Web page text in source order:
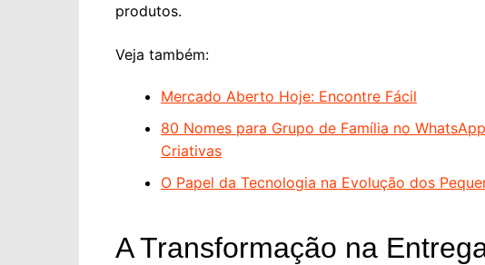
produtos.
Veja também:
Mercado Aberto Hoje: Encontre Fácil
80 Nomes para Grupo de Família no
Criativas
O Papel da Tecnologia na Evolução dos
A Transformação na